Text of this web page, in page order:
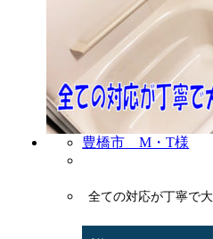
豊橋市 M・T様
全ての対応が丁寧で